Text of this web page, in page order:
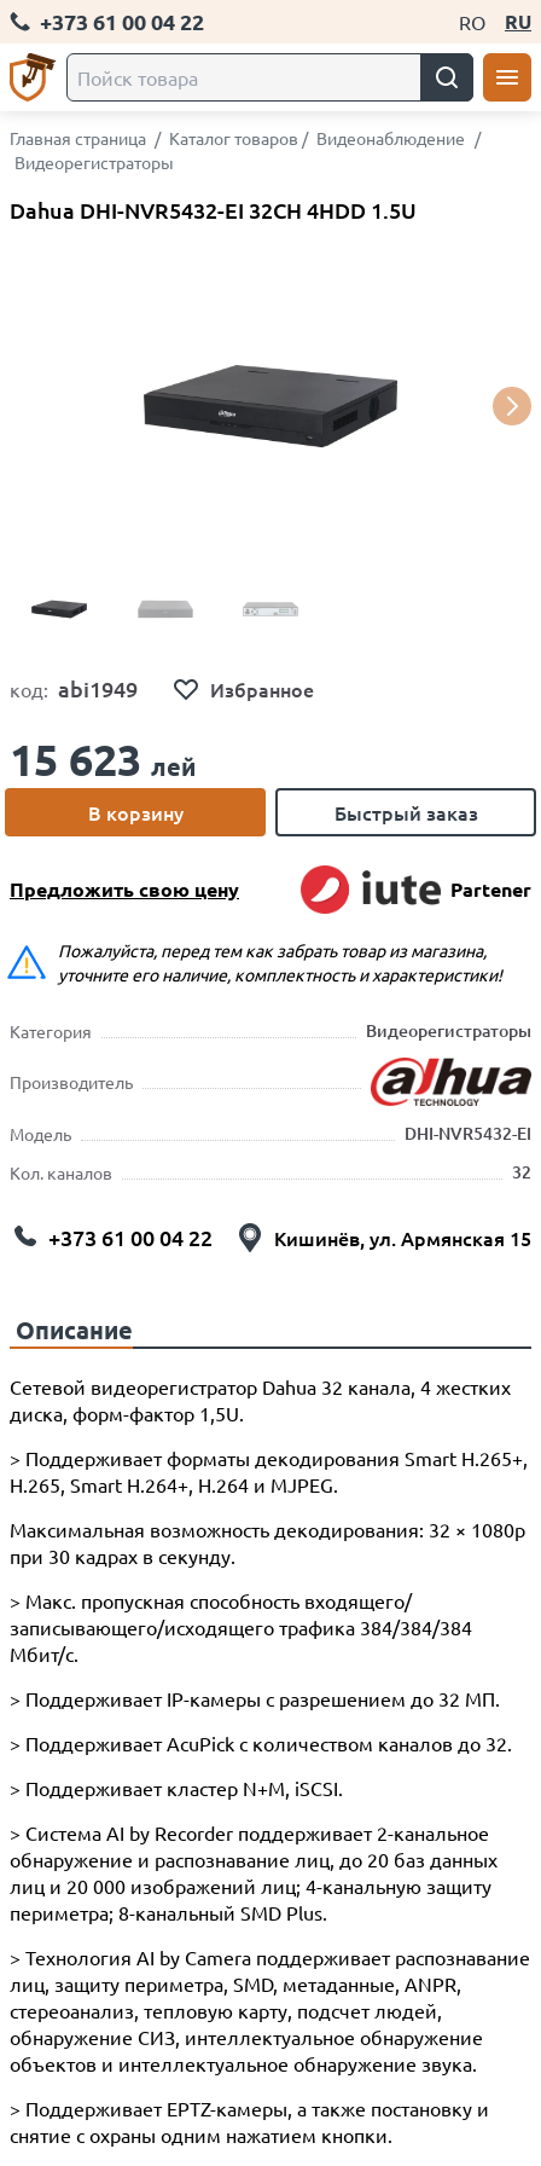
+373 61 00 04 22 RO RU
Главная страница / Каталог товаров / Видеонаблюдение /
Видеорегистраторы
Dahua DHI-NVR5432-EI 32CH 4HDD 1.5U
код: abi1949 Избранное
15 623 лей
В корзину Быстрый заказ
Предложить свою цену Partener
Пожалуйста, перед тем как забрать товар из магазина,
уточните его наличие, комплектность и характеристики!
Категория Видеорегистраторы
Производитель
Модель DHI-NVR5432-EI
Кол. каналов 32
+373 61 00 04 22 Кишинёв, ул. Армянская 15
Описание
Сетевой видеорегистратор Dahua 32 канала, 4 жестких
диска, форм-фактор 1,5U.
> Поддерживает форматы декодирования Smart H.265+,
H.265, Smart H.264+, H.264 и MJPEG.
Максимальная возможность декодирования: 32 × 1080p
при 30 кадрах в секунду.
> Макс. пропускная способность входящего/
записывающего/исходящего трафика 384/384/384
Мбит/с.
> Поддерживает IP-камеры с разрешением до 32 МП.
> Поддерживает AcuPick с количеством каналов до 32.
> Поддерживает кластер N+M, iSCSI.
> Система AI by Recorder поддерживает 2-канальное
обнаружение и распознавание лиц, до 20 баз данных
лиц и 20 000 изображений лиц; 4-канальную защиту
периметра; 8-канальный SMD Plus.
> Технология AI by Camera поддерживает распознавание
лиц, защиту периметра, SMD, метаданные, ANPR,
стереоанализ, тепловую карту, подсчет людей,
обнаружение СИЗ, интеллектуальное обнаружение
объектов и интеллектуальное обнаружение звука.
> Поддерживает EPTZ-камеры, а также постановку и
снятие с охраны одним нажатием кнопки.